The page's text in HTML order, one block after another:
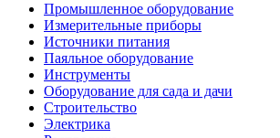
Промышленное оборудование
Измерительные приборы
Источники питания
Паяльное оборудование
Инструменты
Оборудование для сада и дачи
Строительство
Электрика